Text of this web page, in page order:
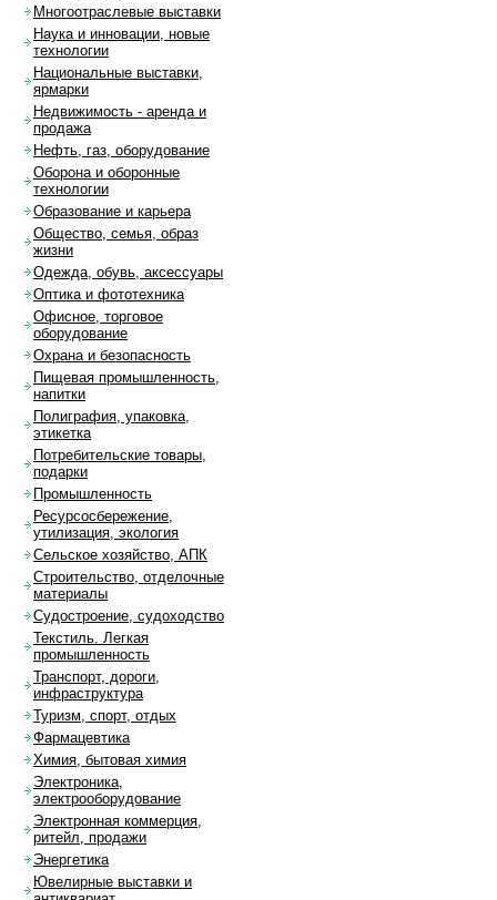
Многоотраслевые выставки
Наука и инновации, новые
технологии
Национальные выставки,
ярмарки
Недвижимость - аренда и
продажа
Нефть, газ, оборудование
Оборона и оборонные
технологии
Образование и карьера
Общество, семья, образ
жизни
Одежда, обувь, аксессуары
Оптика и фототехника
Офисное, торговое
оборудование
Охрана и безопасность
Пищевая промышленность,
напитки
Полиграфия, упаковка,
этикетка
Потребительские товары,
подарки
Промышленность
Ресурсосбережение,
утилизация, экология
Сельское хозяйство, АПК
Строительство, отделочные
материалы
Судостроение, судоходство
Текстиль. Легкая
промышленность
Транспорт, дороги,
инфраструктура
Туризм, спорт, отдых
Фармацевтика
Химия, бытовая химия
Электроника,
электрооборудование
Электронная коммерция,
ритейл, продажи
Энергетика
Ювелирные выставки и